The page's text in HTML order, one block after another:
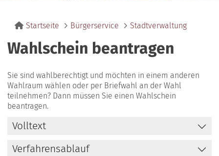
Startseite Bürgerservice Stadtverwaltung
Wahlschein beantragen
Sie sind wahlberechtigt und möchten in einem anderen
Wahlraum wählen oder per Briefwahl an der Wahl
teilnehmen? Dann müssen Sie einen Wahlschein
beantragen.
Volltext
Verfahrensablauf